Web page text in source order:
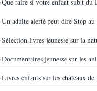
·Que faire si votre enfant subit du
·Un adulte alerté peut dire Stop au
·Sélection livres jeunesse sur la
·Documentaires jeunesse sur les
·Livres enfants sur les châteaux